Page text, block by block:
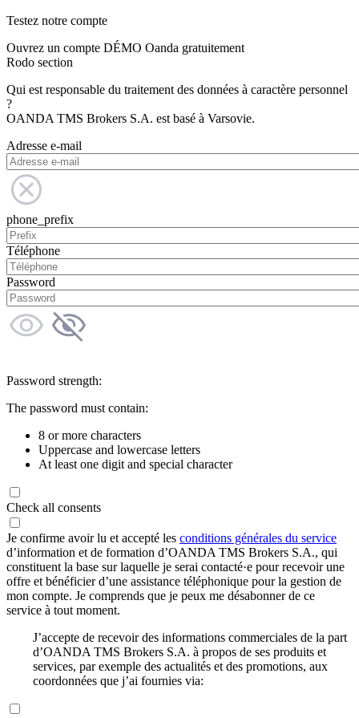
Testez notre compte
Ouvrez un compte DÉMO Oanda gratuitement
Rodo section
Qui est responsable du traitement des données à caractère personnel
?
OANDA TMS Brokers S.A. est basé à Varsovie.
Adresse e-mail
phone_prefix
Téléphone
Password
Password strength:
The password must contain:
8 or more characters
Uppercase and lowercase letters
At least one digit and special character
Check all consents
Je confirme avoir lu et accepté les conditions générales du service
d’information et de formation d’OANDA TMS Brokers S.A., qui
constituent la base sur laquelle je serai contacté·e pour recevoir une
offre et bénéficier d’une assistance téléphonique pour la gestion de
mon compte. Je comprends que je peux me désabonner de ce
service à tout moment.
J’accepte de recevoir des informations commerciales de la part
d’OANDA TMS Brokers S.A. à propos de ses produits et
services, par exemple des actualités et des promotions, aux
coordonnées que j’ai fournies via: